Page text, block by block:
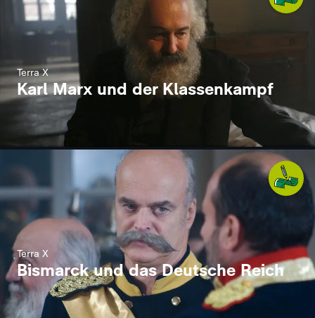
Terra X
Karl Marx und der Klassenkampf
Terra X
Bismarck und das Deutsche Reich